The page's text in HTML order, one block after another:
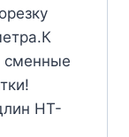
сменные
HT-